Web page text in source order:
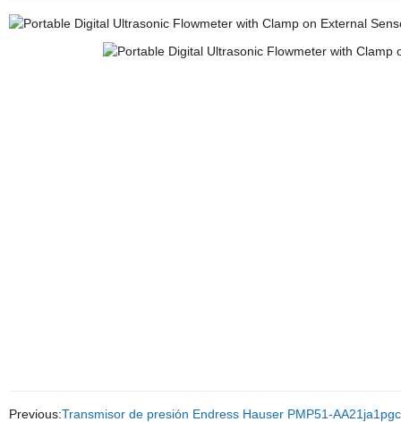
Previous:Transmisor de presión Endress Hauser PMP51-